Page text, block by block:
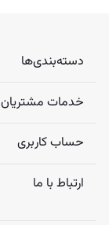
دسته‌بندی‌ها
خدمات مشتریان
حساب کاربری
ارتباط با ما